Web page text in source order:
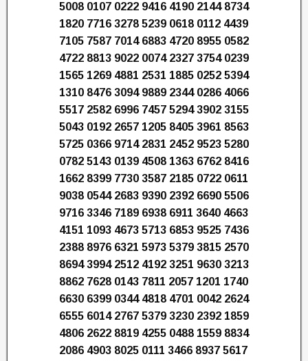
5008 0107 0222 9416 4190 2144 8734
1820 7716 3278 5239 0618 0112 4439
7105 7587 7014 6883 4720 8955 0582
4722 8813 9022 0074 2327 3754 0239
1565 1269 4881 2531 1885 0252 5394
1310 8476 3094 9889 2344 0286 4066
5517 2582 6996 7457 5294 3902 3155
5043 0192 2657 1205 8405 3961 8563
5725 0366 9714 2831 2452 9523 5280
0782 5143 0139 4508 1363 6762 8416
1662 8399 7730 3587 2185 0722 0611
9038 0544 2683 9390 2392 6690 5506
9716 3346 7189 6938 6911 3640 4663
4151 1093 4673 5713 6853 9525 7436
2388 8976 6321 5973 5379 3815 2570
8694 3994 2512 4192 3251 9630 3213
8862 7628 0143 7811 2057 1201 1740
6630 6399 0344 4818 4701 0042 2624
6555 6014 2767 5379 3230 2392 1859
4806 2622 8819 4255 0488 1559 8834
2086 4903 8025 0111 3466 8937 5617